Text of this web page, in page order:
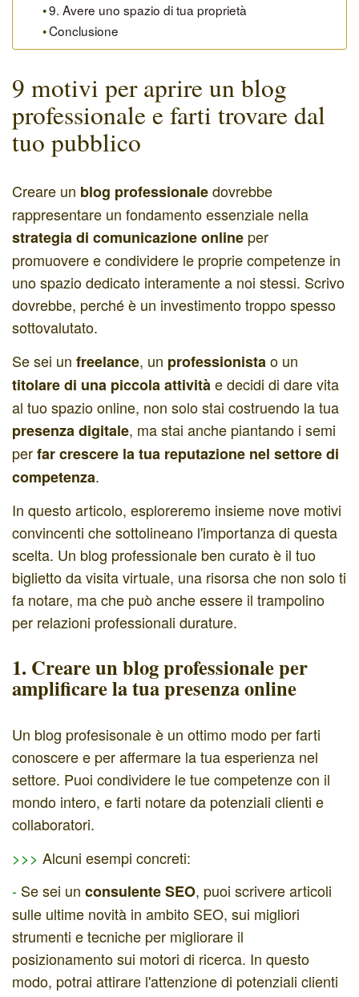
9. Avere uno spazio di tua proprietà
Conclusione
9 motivi per aprire un blog
professionale e farti trovare dal
tuo pubblico
Creare un blog professionaledovrebbe
rappresentare un fondamento essenziale nella
strategia di comunicazione online per
promuovere e condividere le proprie competenze in
uno spazio dedicato interamente a noi stessi. Scrivo
dovrebbe, perché è un investimento troppo spesso
sottovalutato.
Se sei un freelance, un professionistao un
titolare di una piccola attivitàe decidi di dare vita
al tuo spazio online, non solo stai costruendo la tua
presenza digitale, ma stai anche piantando i semi
perfarcrescere la tua reputazione nel settore di
competenza.
In questo articolo, esploreremo insieme nove motivi
convincenti che sottolineano l'importanza di questa
scelta. Un blog professionale ben curato è il tuo
biglietto da visita virtuale, una risorsa che non solo ti
fa notare, ma che può anche essere il trampolino
per relazioni professionali durature.
1. Creare un blog professionale per
amplificare la tua presenza online
Un blog profesisonale è un ottimo modo per farti
conoscere e per affermare la tua esperienza nel
settore. Puoi condividere le tue competenze con il
mondo intero, e farti notare da potenziali clienti e
collaboratori.
>>> Alcuni esempi concreti:
- Se sei un consulente SEO, puoi scrivere articoli
sulle ultime novità in ambito SEO, sui migliori
strumenti e tecniche per migliorare il
posizionamento sui motori di ricerca. In questo
modo, potrai attirare l'attenzione di potenziali clienti